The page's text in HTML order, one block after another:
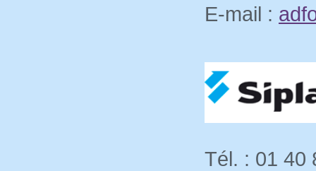
E-mail :
Tél. : 01 40